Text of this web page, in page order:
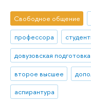
Свободное общение
профессора
довузовская подготовка
второе высшее
аспирантура